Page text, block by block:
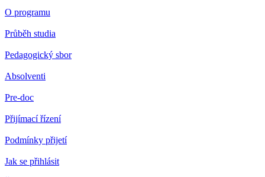
O programu
Průběh studia
Pedagogický sbor
Absolventi
Pre-doc
Přijímací řízení
Podmínky přijetí
Jak se přihlásit